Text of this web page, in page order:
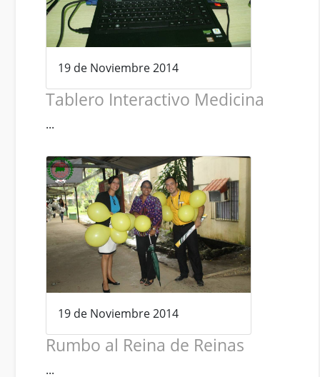
19 de Noviembre 2014
Tablero Interactivo Medicina
...
19 de Noviembre 2014
Rumbo al Reina de Reinas
...